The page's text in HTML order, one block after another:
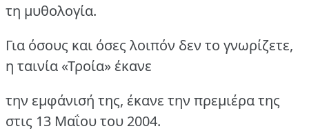
τη μυθολογία.
Για όσους και όσες λοιπόν δεν το γνωρίζετε,
η ταινία «Τροία» έκανε
την εμφάνισή της, έκανε την πρεμιέρα της
στις 13 Μαΐου του 2004.